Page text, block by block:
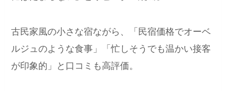
古民家風の小さな宿ながら、「民宿価格でオーベ
ルジュのような食事」「忙しそうでも温かい接客
が印象的」と口コミも高評価。